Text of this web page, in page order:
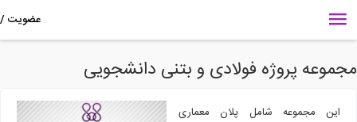
پروژه فولادی و بتنی دانشجویی
مجموعه شامل پلان معماری